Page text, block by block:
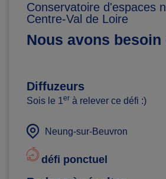
Conservatoire d'espaces
Centre-Val de Loire
Nous avons besoin
Diffuzeurs
Sois le 1er à relever ce défi :)
Neung-sur-Beuvron
défi ponctuel